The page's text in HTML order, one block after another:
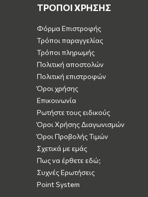
ΤΡΟΠΟΙ ΧΡΗΣΗΣ
Φόρμα Επιστροφής
Τρόποι παραγγελίας
Τρόποι πληρωμής
Πολιτική αποστολών
Πολιτική επιστροφών
Όροι χρήσης
Επικοινωνία
Ρωτήστε τους ειδικούς
Όροι Χρήσης Διαγωνισμών
Όροι Προβολής Τιμών
Σχετικά με εμάς
Πως να έρθετε εδώ;
Συχνές Ερωτήσεις
Point System